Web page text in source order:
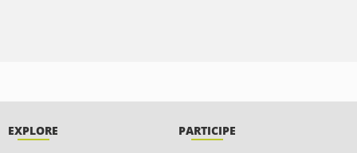
EXPLORE PARTICIPE